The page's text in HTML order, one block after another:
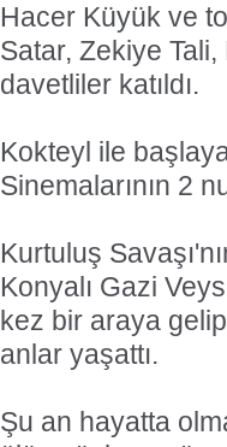
Hacer Küyük ve
Satar, Zekiye
davetliler katıldı.
Kokteyl ile
Sinemalarının 2
Kurtuluş
Konyalı Gazi
kez bir araya
anlar yaşattı.
Şu an hayatta